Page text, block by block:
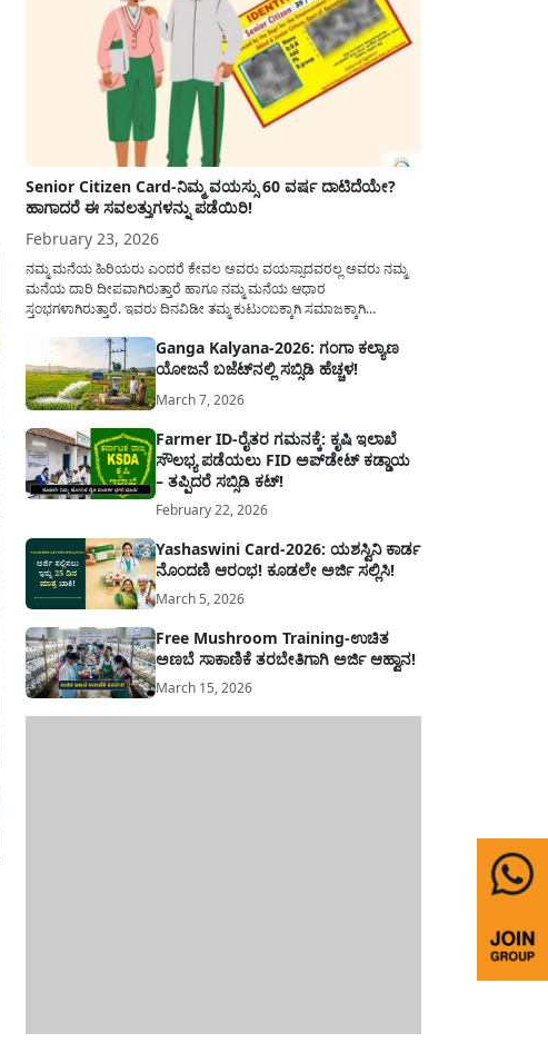
Senior Citizen Card-ನಿಮ್ಮ ವಯಸ್ಸು 60 ವರ್ಷ ದಾಟಿದೆಯೇ?
ಹಾಗಾದರೆ ಈ ಸವಲತ್ತುಗಳನ್ನು ಪಡೆಯಿರಿ!
February 23, 2026
ನಮ್ಮ ಮನೆಯ ಹಿರಿಯರು ಎಂದರೆ ಕೇವಲ ಅವರು ವಯಸ್ಸಾದವರಲ್ಲ ಅವರು ನಮ್ಮ
ಮನೆಯ ದಾರಿ ದೀಪವಾಗಿರುತ್ತಾರೆ ಹಾಗೂ ನಮ್ಮ ಮನೆಯ ಆಧಾರ
ಸ್ತಂಭಗಳಾಗಿರುತ್ತಾರೆ. ಇವರು ದಿನವಿಡೀ ತಮ್ಮ ಕುಟುಂಬಕ್ಕಾಗಿ ಸಮಾಜಕ್ಕಾಗಿ
ನೆಮ್ಮದಿಯಿಂದ ಕಳೆಯಬೇಕೆಂಬುದು ಪ್ರತಿಯೊಬ್ಬರ ಕನಸಾಗಿರುತ್ತದೆ ಆದ್ದರಿಂದ
ಸರ್ಕಾರವು ಹಿರಿಯ ನಾಗರಿಕರ ಗುರುತಿನ ಚೀಟಿ...
Ganga Kalyana-2026: ಗಂಗಾ ಕಲ್ಯಾಣ
ಯೋಜನೆ ಬಜೆಟ್‌ನಲ್ಲಿ ಸಬ್ಸಿಡಿ ಹೆಚ್ಚಳ!
March 7, 2026
Farmer ID-ರೈತರ ಗಮನಕ್ಕೆ: ಕೃಷಿ ಇಲಾಖೆ
ಸೌಲಭ್ಯ ಪಡೆಯಲು FID ಅಪ್‌ಡೇಟ್ ಕಡ್ಡಾಯ
– ತಪ್ಪಿದರೆ ಸಬ್ಸಿಡಿ ಕಟ್!
February 22, 2026
Yashaswini Card-2026: ಯಶಸ್ವಿನಿ ಕಾರ್ಡ
ನೊಂದಣಿ ಆರಂಭ! ಕೂಡಲೇ ಅರ್ಜಿ ಸಲ್ಲಿಸಿ!
March 5, 2026
Free Mushroom Training-ಉಚಿತ
ಅಣಬೆ ಸಾಕಾಣಿಕೆ ತರಬೇತಿಗಾಗಿ ಅರ್ಜಿ ಆಹ್ವಾನ!
March 15, 2026